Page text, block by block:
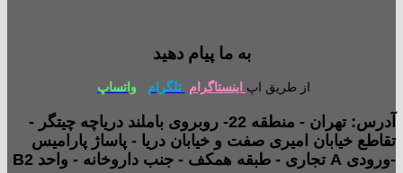
به ما پیام دهید
از طریق اپ اینستاگرام تلگرام واتساپ
آدرس: تهران - منطقه 22- روبروی باملند دریاچه چیتگر -
تقاطع خیابان امیری صفت و خیابان دریا - پاساژ پارامیس
-ورودی A تجاری - طبقه همکف - جنب داروخانه - واحد B2